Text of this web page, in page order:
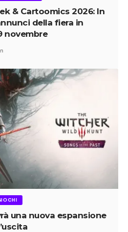
& Cartoomics 2026: In
della fiera in
novembre
una nuova espansione